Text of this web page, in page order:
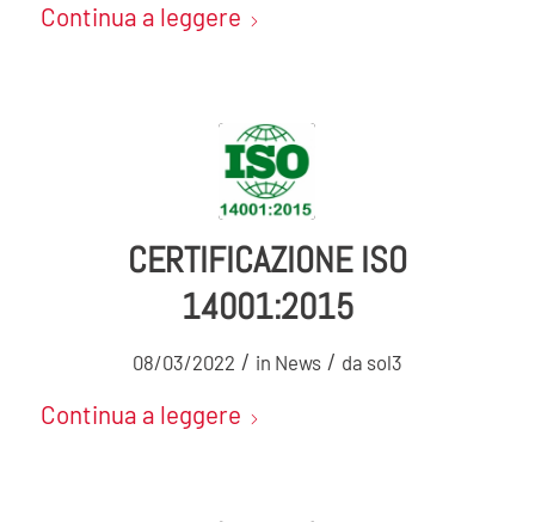
Continua a leggere
CERTIFICAZIONE ISO
14001:2015
08/03/2022 / in News / da sol3
Continua a leggere